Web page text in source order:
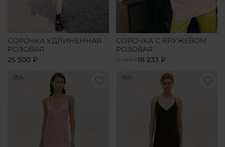
СОРОЧКА УДЛИНЕННАЯ
РОЗОВАЯ
25 500 ₽
СОРОЧКА С КРУЖЕВОМ
РОЗОВАЯ
21 450 ₽18 233 ₽
-15% -15%